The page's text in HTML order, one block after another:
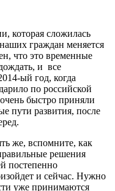
которая сложилась
граждан меняется
что это временные
и все
ый год, когда
по российской
быстро приняли
пути развития, после
же, вспомните, как
решения
постепенно
и сейчас. Нужно
уже принимаются